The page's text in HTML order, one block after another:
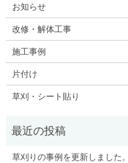
お知らせ
改修・解体工事
施工事例
片付け
草刈・シート貼り
草刈りの事例を更新しました。